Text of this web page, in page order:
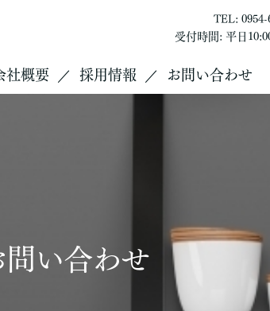
TEL: 0954-
受付時間: 平日
社概要 採用情報 お問い合わせ
問い合わせ